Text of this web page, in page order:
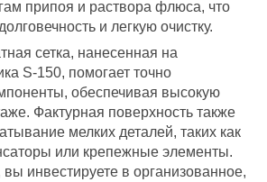
припоя и раствора флюса, что
и легкую очистку.
сетка, нанесенная на
S-150, помогает точно
обеспечивая высокую
Фактурная поверхность также
мелких деталей, таких как
или крепежные элементы.
вы инвестируете в организованное,